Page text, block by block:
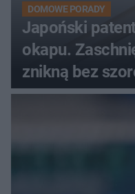
DOMOWE PORADY
Japoński
okapu.
znikną bez